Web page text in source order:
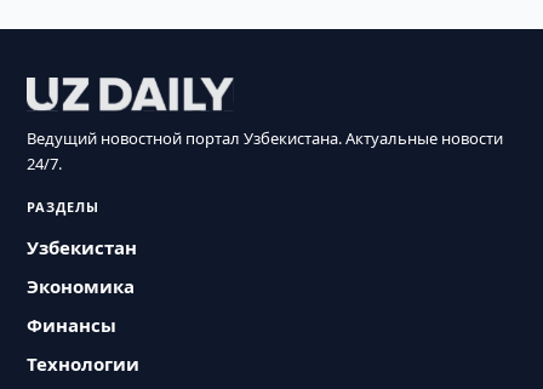
Ведущий новостной портал Узбекистана. Актуальные новости
24/7.
РАЗДЕЛЫ
Узбекистан
Экономика
Финансы
Технологии